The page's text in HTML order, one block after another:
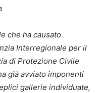
che ha causato
Interregionale per il
di Protezione Civile
già avviato imponenti
gallerie individuate,